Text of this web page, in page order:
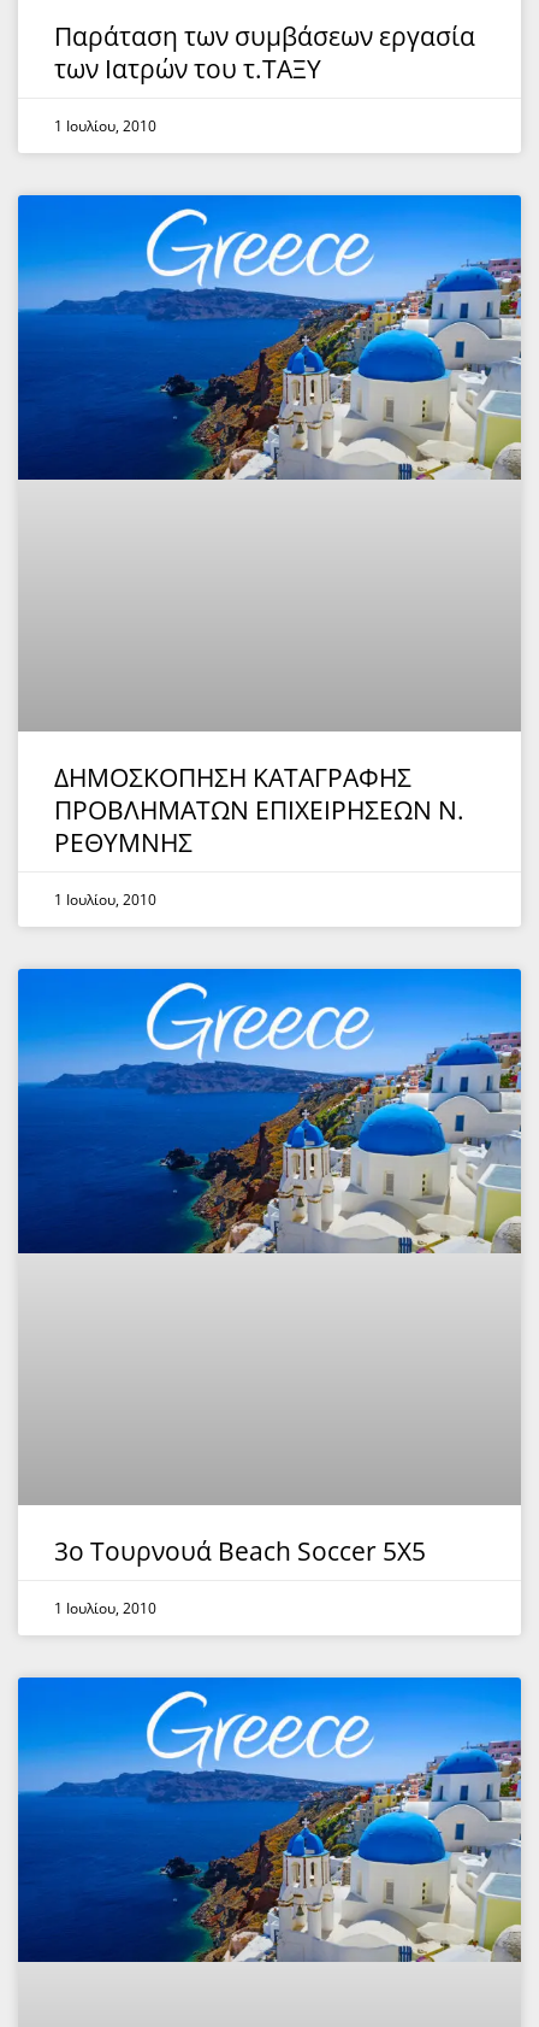
Παράταση των συμβάσεων εργασία
των Ιατρών του τ.ΤΑΞΥ
1 Ιουλίου, 2010
ΔΗΜΟΣΚΟΠΗΣΗ ΚΑΤΑΓΡΑΦΗΣ
ΠΡΟΒΛΗΜΑΤΩΝ ΕΠΙΧΕΙΡΗΣΕΩΝ Ν.
ΡΕΘΥΜΝΗΣ
1 Ιουλίου, 2010
3ο Τουρνουά Beach Soccer 5Χ5
1 Ιουλίου, 2010